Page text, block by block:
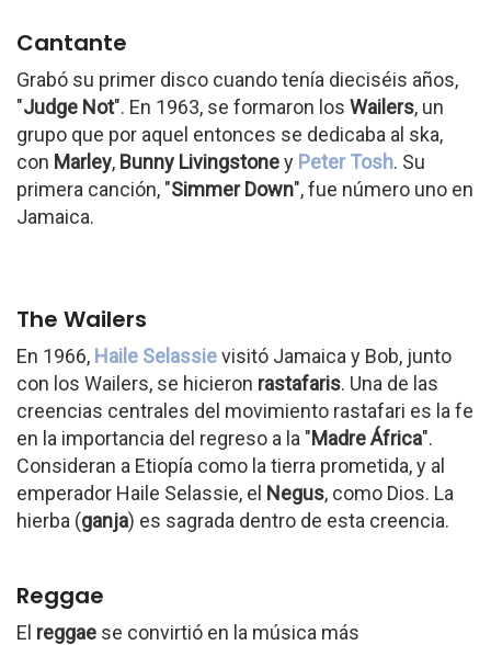
Cantante
Grabó su primer disco cuando tenía dieciséis años,
"Judge Not". En 1963, se formaron los Wailers, un
grupo que por aquel entonces se dedicaba al ska,
con Marley, Bunny Livingstoney Peter Tosh. Su
primera canción, "Simmer Down", fue número uno en
Jamaica.
The Wailers
En 1966, Haile Selassievisitó Jamaica y Bob, junto
con los Wailers, se hicieron rastafaris. Una de las
creencias centrales del movimiento rastafari es la fe
en la importancia del regreso a la "Madre África".
Consideran a Etiopía como la tierra prometida, y al
emperador Haile Selassie, el Negus, como Dios. La
hierba (ganja) es sagrada dentro de esta creencia.
Reggae
El reggae se convirtió en la música más